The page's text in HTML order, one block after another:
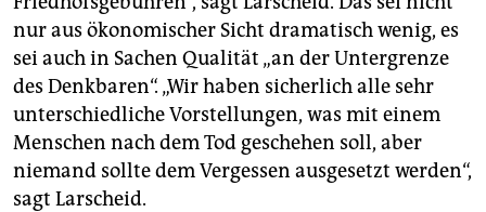
nur aus ökonomischer Sicht dramatisch wenig, es
sei auch in Sachen Qualität „an der Untergrenze
des Denkbaren“. „Wir haben sicherlich alle sehr
unterschiedliche Vorstellungen, was mit einem
Menschen nach dem Tod geschehen soll, aber
niemand sollte dem Vergessen ausgesetzt werden“,
sagt Larscheid.